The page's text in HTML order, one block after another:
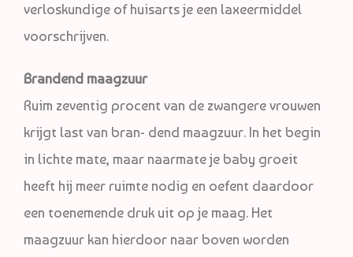
verloskundige of huisarts je een laxeermiddel
voorschrijven.
Brandend maagzuur
Ruim zeventig procent van de zwangere vrouwen
krijgt last van bran- dend maagzuur. In het begin
in lichte mate, maar naarmate je baby groeit
heeft hij meer ruimte nodig en oefent daardoor
een toenemende druk uit op je maag. Het
maagzuur kan hierdoor naar boven worden